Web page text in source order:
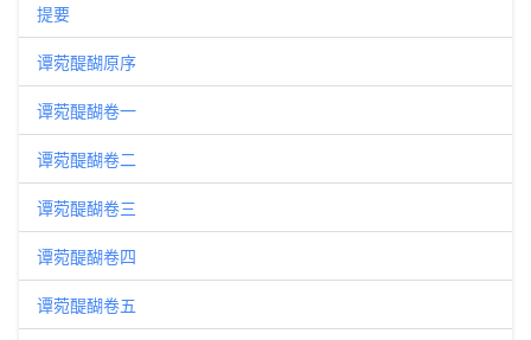
提要
谭菀醍醐原序
谭菀醍醐卷一
谭菀醍醐卷二
谭菀醍醐卷三
谭菀醍醐卷四
谭菀醍醐卷五